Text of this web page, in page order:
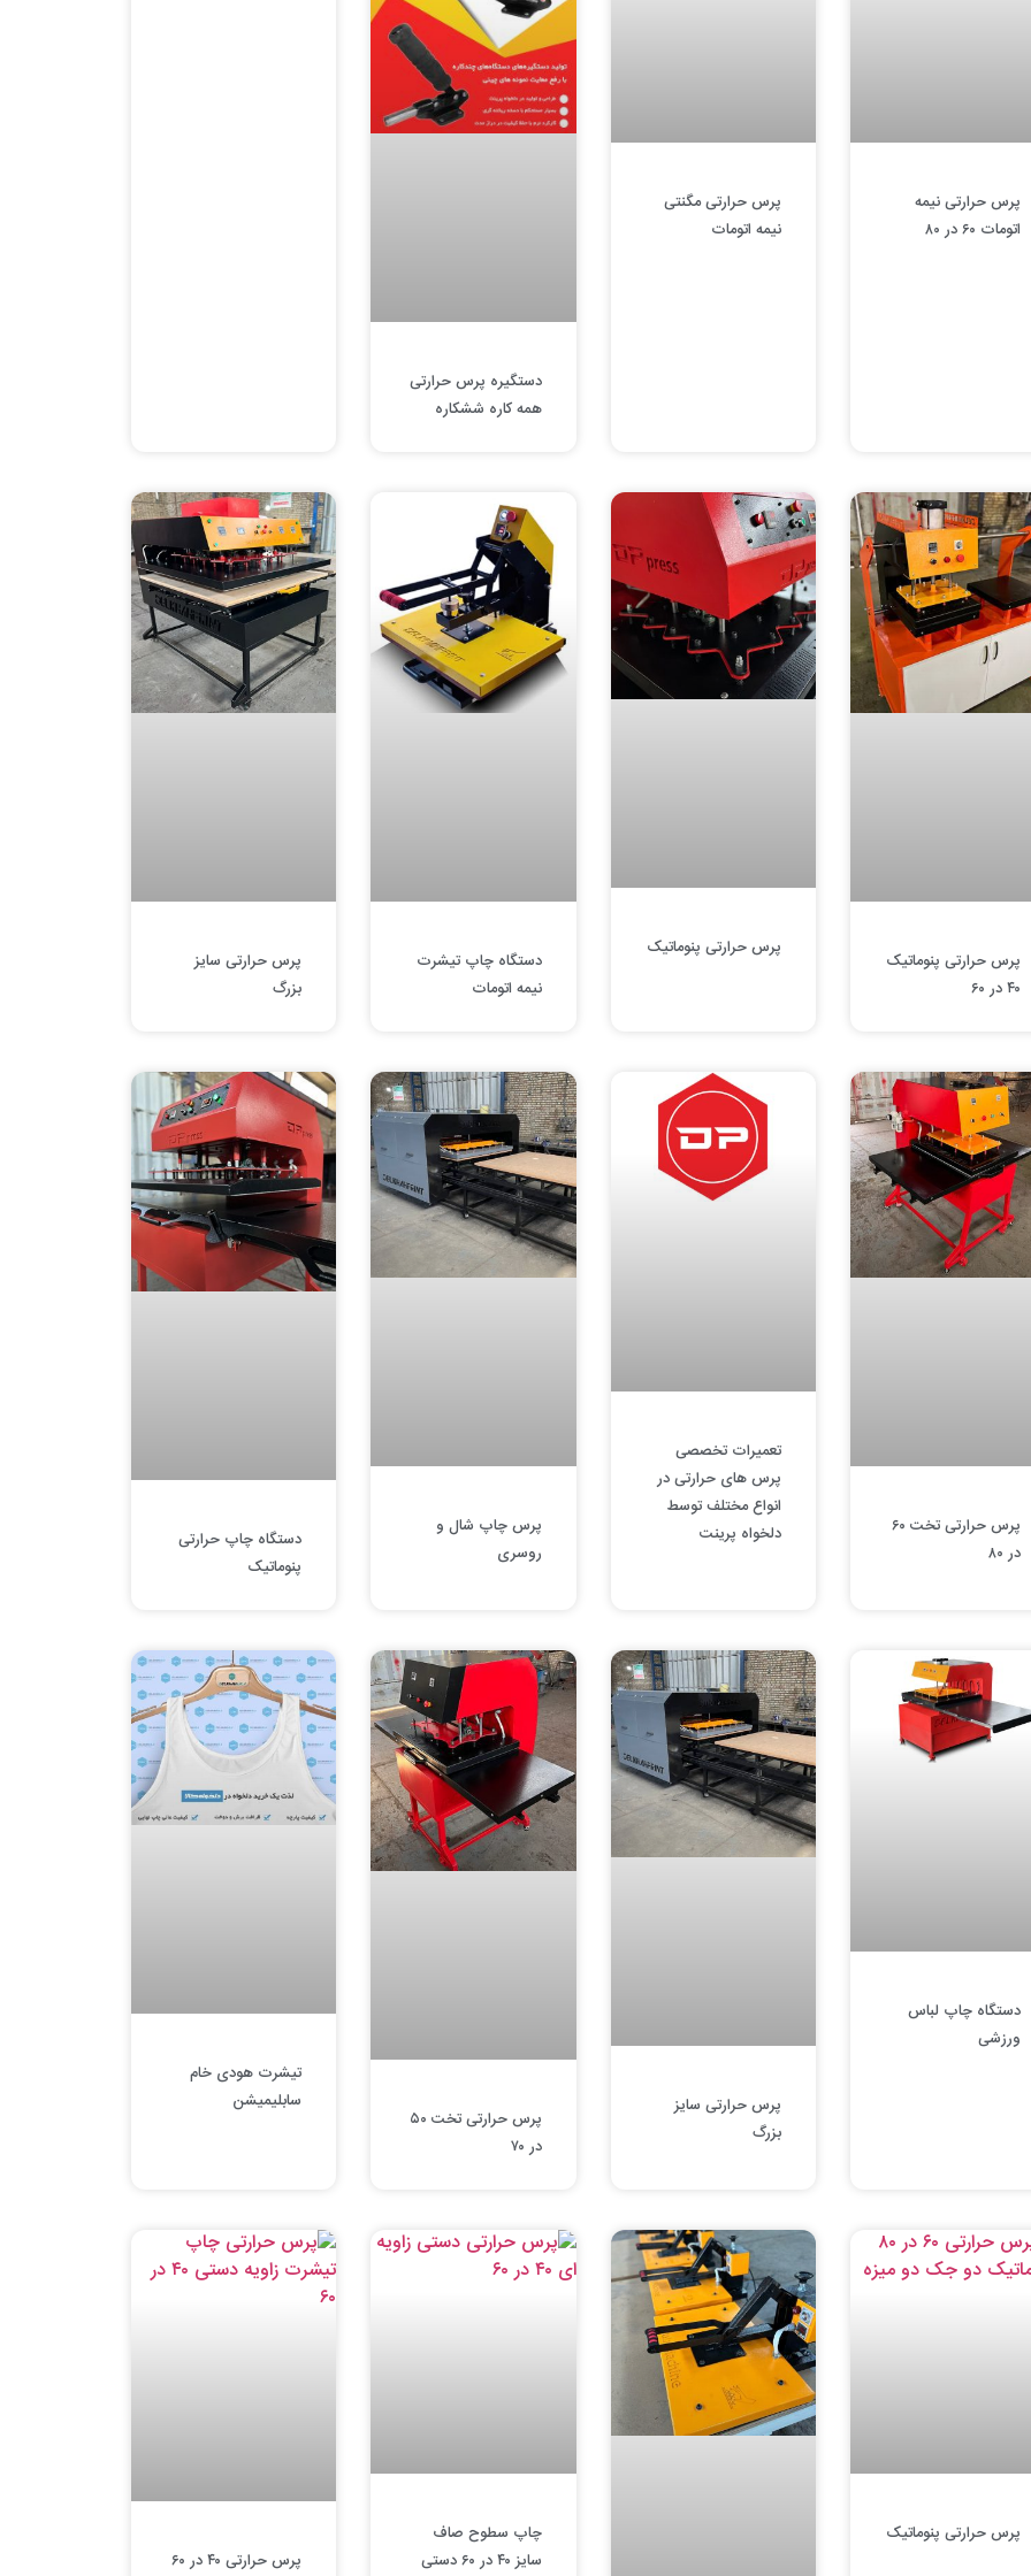
پرس حرارتی نیمه
اتومات ۶۰ در ۸۰
پرس حرارتی مگنتی
نیمه اتومات
دستگیره پرس حرارتی
همه کاره ششکاره
پرس حرارتی پنوماتیک
۴۰ در ۶۰
پرس حرارتی پنوماتیک
دستگاه چاپ تیشرت
نیمه اتومات
پرس حرارتی سایز
بزرگ
پرس حرارتی تخت ۶۰
در ۸۰
تعمیرات تخصصی
پرس های حرارتی در
انواع مختلف توسط
دلخواه پرینت
پرس چاپ شال و
روسری
دستگاه چاپ حرارتی
پنوماتیک
دستگاه چاپ لباس
ورزشی
پرس حرارتی سایز
بزرگ
پرس حرارتی تخت ۵۰
در ۷۰
تیشرت هودی خام
سابلیمیشن
پرس حرارتی پنوماتیک
چاپ سطوح صاف
سایز ۴۰ در ۶۰ دستی
پرس حرارتی ۴۰ در ۶۰